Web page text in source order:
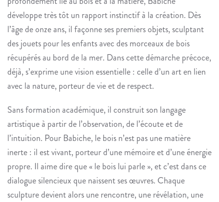
développe très tôt un rapport instinctif à la création. Dès
l’âge de onze ans, il façonne ses premiers objets, sculptant
des jouets pour les enfants avec des morceaux de bois
récupérés au bord de la mer. Dans cette démarche précoce,
déjà, s’exprime une vision essentielle : celle d’un art en lien
avec la nature, porteur de vie et de respect.
Sans formation académique, il construit son langage
artistique à partir de l’observation, de l’écoute et de
l’intuition. PourBabiche, le bois n’est pas une matière
inerte : il est vivant, porteur d’une mémoire et d’une énergie
propre. Il aime dire que « le bois lui parle », et c’est dans ce
dialogue silencieux que naissent ses œuvres. Chaque
sculpture devient alors une rencontre, une révélation, une